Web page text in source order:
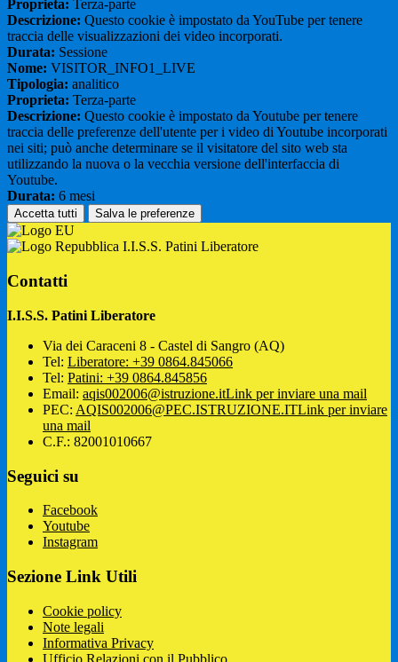
Proprieta: Terza-parte
Descrizione: Questo cookie è impostato da YouTube per tenere
traccia delle visualizzazioni dei video incorporati.
Durata: Sessione
Nome: VISITOR_INFO1_LIVE
Tipologia: analitico
Proprieta: Terza-parte
Descrizione: Questo cookie è impostato da Youtube per tenere
traccia delle preferenze dell'utente per i video di Youtube incorporati
nei siti; può anche determinare se il visitatore del sito web sta
utilizzando la nuova o la vecchia versione dell'interfaccia di
Youtube.
Durata: 6 mesi
Accetta tutti Salva le preferenze
I.I.S.S. Patini Liberatore
Contatti
I.I.S.S. Patini Liberatore
Via dei Caraceni 8 - Castel di Sangro (AQ)
Tel: Liberatore: +39 0864.845066
Tel: Patini: +39 0864.845856
Email: aqis002006@istruzione.itLink per inviare una mail
PEC: AQIS002006@PEC.ISTRUZIONE.ITLink per inviare
una mail
C.F.: 82001010667
Seguici su
Facebook
Youtube
Instagram
Sezione Link Utili
Cookie policy
Note legali
Informativa Privacy
Ufficio Relazioni con il Pubblico